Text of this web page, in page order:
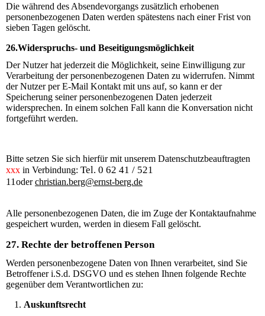
Die während des Absendevorgangs zusätzlich erhobenen
personenbezogenen Daten werden spätestens nach einer Frist von
sieben Tagen gelöscht.
26.Widerspruchs- und Beseitigungsmöglichkeit
Der Nutzer hat jederzeit die Möglichkeit, seine Einwilligung zur
Verarbeitung der personenbezogenen Daten zu widerrufen. Nimmt
der Nutzer per E-Mail Kontakt mit uns auf, so kann er der
Speicherung seiner personenbezogenen Daten jederzeit
widersprechen. In einem solchen Fall kann die Konversation nicht
fortgeführt werden.
Bitte setzen Sie sich hierfür mit unserem Datenschutzbeauftragten
xxx in Verbindung: Tel. 0 62 41 / 521
11oderchristian.berg@ernst-berg.de
Alle personenbezogenen Daten, die im Zuge der Kontaktaufnahme
gespeichert wurden, werden in diesem Fall gelöscht.
27. Rechte der betroffenen Person
Werden personenbezogene Daten von Ihnen verarbeitet, sind Sie
Betroffener i.S.d. DSGVO und es stehen Ihnen folgende Rechte
gegenüber dem Verantwortlichen zu:
Auskunftsrecht